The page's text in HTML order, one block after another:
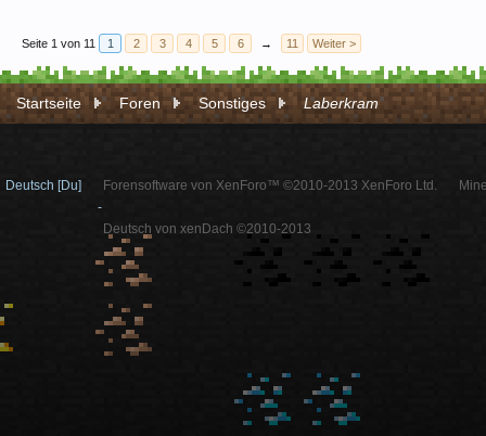
Seite 1 von 11 1 2 3 4 5 6 → 11 Weiter >
Startseite Foren Sonstiges Laberkram
Deutsch [Du]
Forensoftware von XenForo™ ©2010-2013 XenForo Ltd.
-
Deutsch von xenDach ©2010-2013